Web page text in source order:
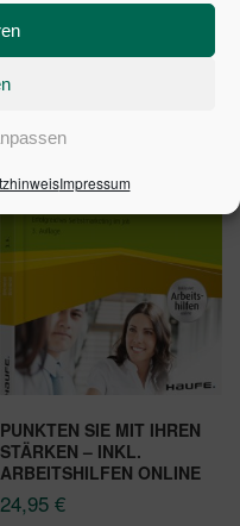
Impressum
PUNKTEN SIE MIT IHREN
STÄRKEN – INKL.
ARBEITSHILFEN ONLINE
24,95 €